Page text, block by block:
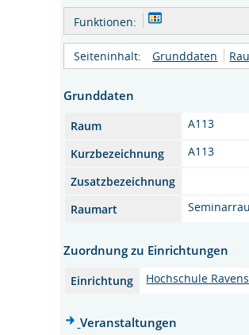
Funktionen:
Seiteninhalt: Grunddaten
Grunddaten
Raum
A113
Kurzbezeichnung
A113
Zusatzbezeichnung
Raumart
Zuordnung zu Einrichtungen
Einrichtung Hochschule
Veranstaltungen